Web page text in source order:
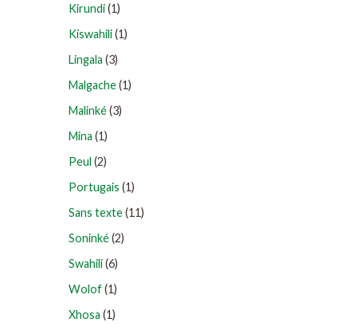
Kirundi(1)
Kiswahili(1)
Lingala (3)
Malgache(1)
Malinké(3)
Mina (1)
Peul (2)
Portugais (1)
Sans texte(11)
Soninké(2)
Swahili(6)
Wolof(1)
Xhosa (1)